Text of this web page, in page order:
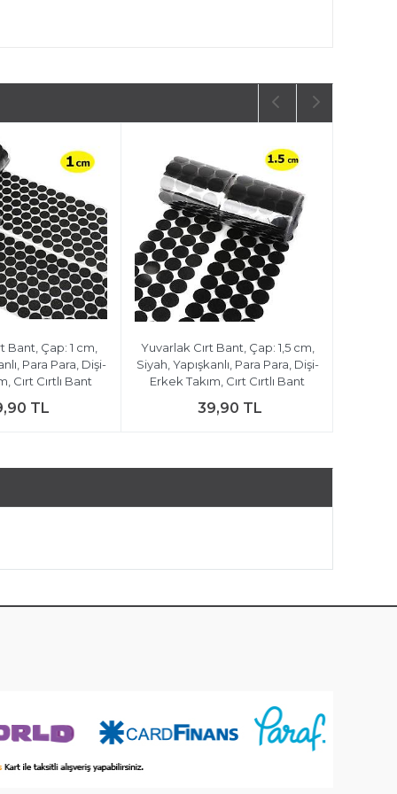
Bant, Çap: 1 cm,
Para Para, Dişi-
Cırt Cırtlı Bant
TL
Yuvarlak Cırt Bant, Çap: 1,5 cm,
Siyah, Yapışkanlı, Para Para, Dişi-
Erkek Takım, Cırt Cırtlı Bant
39,90 TL